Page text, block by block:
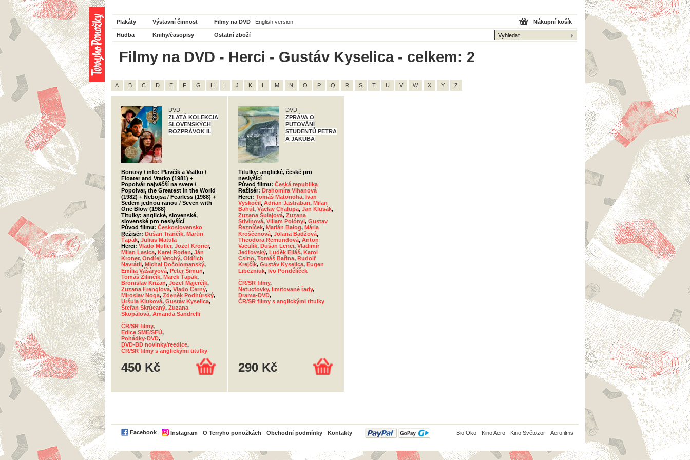
Plakáty Výstavní činnost Filmy na DVD English version
Hudba Knihy/časopisy Ostatní zboží
Nákupní košík
Filmy na DVD - Herci - Gustáv Kyselica - celkem: 2
A B C D E F G H I J K L M N O P Q R S T U V W X Y Z
DVD
ZLATÁ KOLEKCIA
SLOVENSKÝCH
ROZPRÁVOK II.
Bonusy / info: Plavčík a Vratko /
Floater and Vratko (1981) +
Popolvár najväčší na svete /
Popolvar, the Greatest in the World
(1982) + Nebojsa / Fearless (1988) +
Sedem jednou ranou / Seven with
One Blow (1988)
Titulky: anglické, slovenské,
slovenské pro neslyšící
Původ filmu: Československo
Režisér: Dušan Trančík, Martin
Ťapák, Julius Matula
Herci: Vlado Müller, Jozef Kroner,
Milan Lasica, Karel Roden, Ján
Kroner, Ondřej Vetchý, Oldřich
Navrátil, Michal Dočolomanský,
Emília Vášáryová, Peter Šimun,
Tomáš Žilinčík, Marek Ťapák,
Bronislav Križan, Jozef Majerčík,
Zuzana Frenglová, Vlado Černý,
Miroslav Noga, Zdeněk Podhůrský,
Uršula Kluková, Gustáv Kyselica,
Štefan Skrúcaný, Zuzana
Skopálová, Amanda Sandrelli
ČR/SR filmy,
Edice SME/SFÚ,
Pohádky-DVD,
DVD-BD novinky/reedice,
ČR/SR filmy s anglickými titulky
450 Kč
DVD
ZPRÁVA O
PUTOVÁNÍ
STUDENTŮ PETRA
A JAKUBA
Titulky: anglické, české pro
neslyšící
Původ filmu: Česká republika
Režisér: Drahomíra Vihanová
Herci: Tomáš Matonoha, Ivan
Vyskočil, Adrian Jastraban, Milan
Bahúl, Václav Chalupa, Jan Klusák,
Zuzana Šulajová, Zuzana
Stivínová, Viliam Polónyi, Gustav
Řezníček, Marián Balog, Mária
Kroščenová, Jolana Badžová,
Theodora Remundová, Anton
Vaculík, Dušan Lenci, Vladimír
Jedľovský, Luděk Eliáš, Karol
Csino, Tomáš Bařina, Rudolf
Krejčík, Gustáv Kyselica, Eugen
Libezniuk, Ivo Pondělíček
ČR/SR filmy,
Netuctovky, limitované řady,
Drama-DVD,
ČR/SR filmy s anglickými titulky
290 Kč
Facebook Instagram O Terryho ponožkách Obchodní podmínky Kontakty
PayPal Bio Oko Kino Aero Kino Světozor Aerofilms